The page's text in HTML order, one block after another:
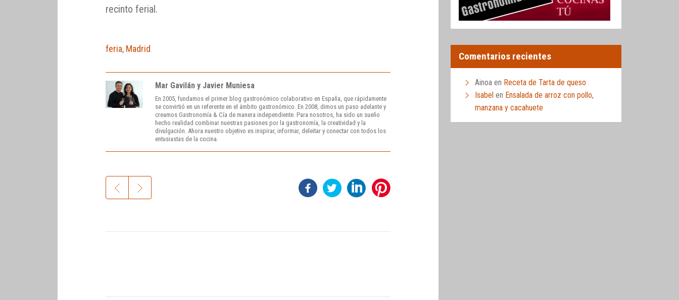
recinto ferial.
feria, Madrid
Mar Gavilán y Javier Muniesa
En 2005, fundamos el primer blog gastronómico colaborativo en España, que rápidamente
se convirtió en un referente en el ámbito gastronómico. En 2008, dimos un paso adelante y
creamos Gastronomía & Cía de manera independiente. Para nosotros, ha sido un sueño
hecho realidad combinar nuestras pasiones por la gastronomía, la creatividad y la
divulgación. Ahora nuestro objetivo es inspirar, informar, deleitar y conectar con todos los
entusiastas de la cocina.
Comentarios recientes
Ainoa en Receta de Tarta de queso
Isabel en Ensalada de arroz con pollo,
manzana y cacahuete